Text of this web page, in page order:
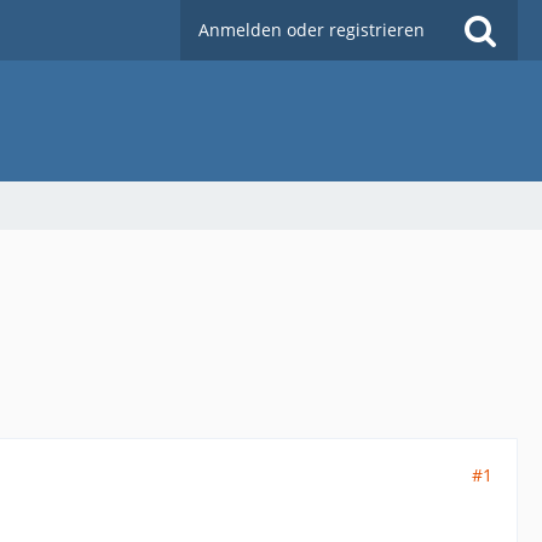
Anmelden oder registrieren
#1